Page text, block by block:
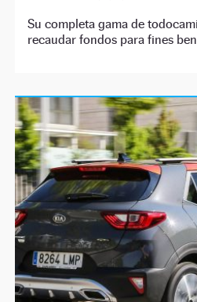
Su completa gama de
recaudar fondos para fines